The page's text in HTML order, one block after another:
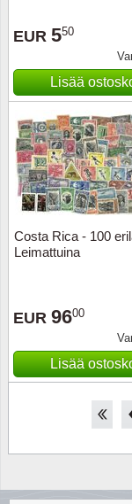
EUR 550
Lisää
Costa Rica - 100
Leimattuina
EUR 9600
Lisää
35